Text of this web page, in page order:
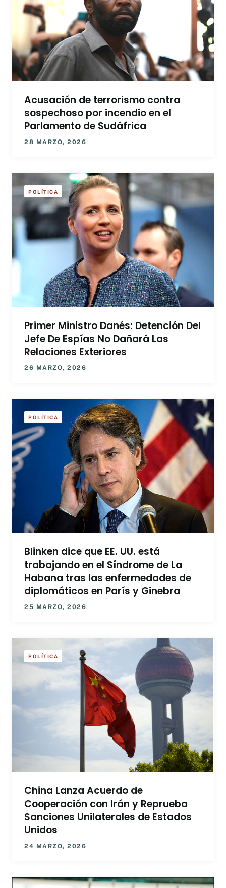
Acusación de terrorismo contra
sospechoso por incendio en el
Parlamento de Sudáfrica
28 MARZO, 2026
POLÍTICA
Primer Ministro Danés: Detención Del
Jefe De Espías No Dañará Las
Relaciones Exteriores
26 MARZO, 2026
POLÍTICA
Blinken dice que EE. UU. está
trabajando en el Síndrome de La
Habana tras las enfermedades de
diplomáticos en París y Ginebra
25 MARZO, 2026
POLÍTICA
China Lanza Acuerdo de
Cooperación con Irán y Reprueba
Sanciones Unilaterales de Estados
Unidos
24 MARZO, 2026